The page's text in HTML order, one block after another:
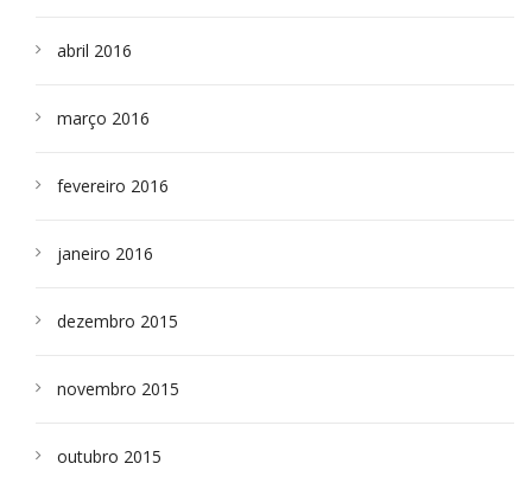
abril 2016
março 2016
fevereiro 2016
janeiro 2016
dezembro 2015
novembro 2015
outubro 2015